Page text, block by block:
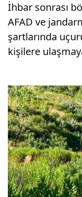
İhbar sonrası
AFAD ve
şartlarında
kişilere